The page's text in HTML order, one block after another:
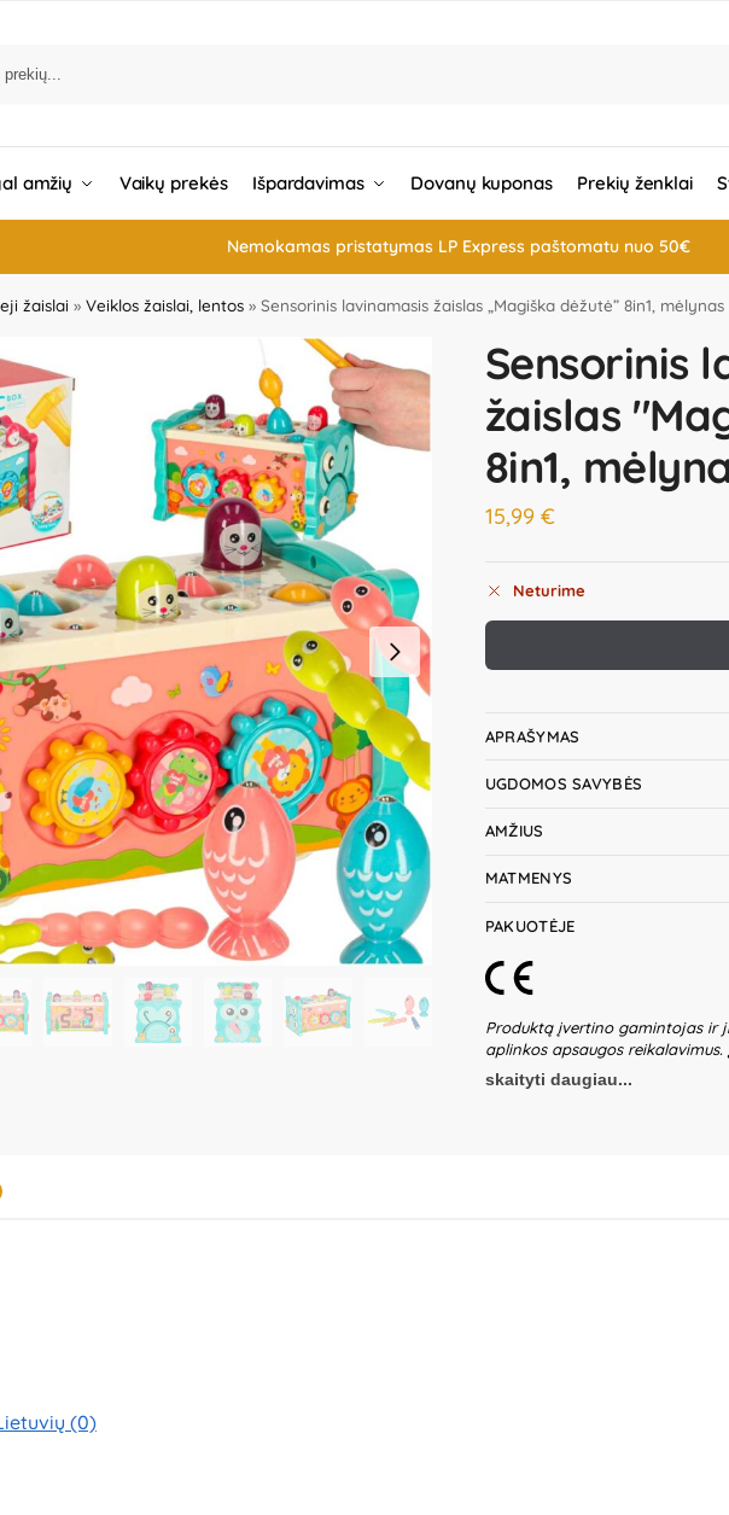
amžių Vaikų prekės Išpardavimas Dovanų kuponas Prekių ženklai
Nemokamas pristatymas LP Express paštomatu nuo 50€
žaislai »Veiklos žaislai, lentos »Sensorinis lavinamasis žaislas „Magiška dėžutė” 8in1, mėlynas
Sensorinis
žaislas
8in1,
15,99 €
Neturime
APRAŠYMAS
UGDOMOS SAVYBĖS
AMŽIUS
MATMENYS
PAKUOTĖJE
Produktą įvertino gamintojas ir
aplinkos apsaugos reikalavimus.
žaidžiančių vaikų be
ir detalių būklę. Nenaudokite
skaityti daugiau...
(0)